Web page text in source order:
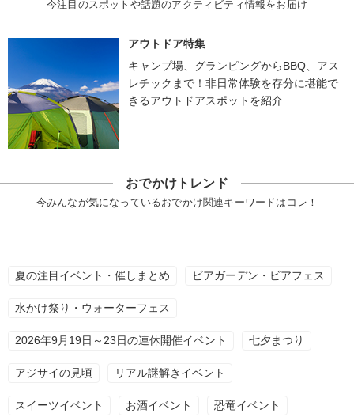
今注目のスポットや話題のアクティビティ情報をお届け
アウトドア特集
キャンプ場、グランピングからBBQ、アス
レチックまで！非日常体験を存分に堪能で
きるアウトドアスポットを紹介
おでかけトレンド
今みんなが気になっているおでかけ関連キーワードはコレ！
夏の注目イベント・催しまとめ ビアガーデン・ビアフェス
水かけ祭り・ウォーターフェス
2026年9月19日～23日の連休開催イベント 七夕まつり
アジサイの見頃 リアル謎解きイベント
スイーツイベント お酒イベント 恐竜イベント